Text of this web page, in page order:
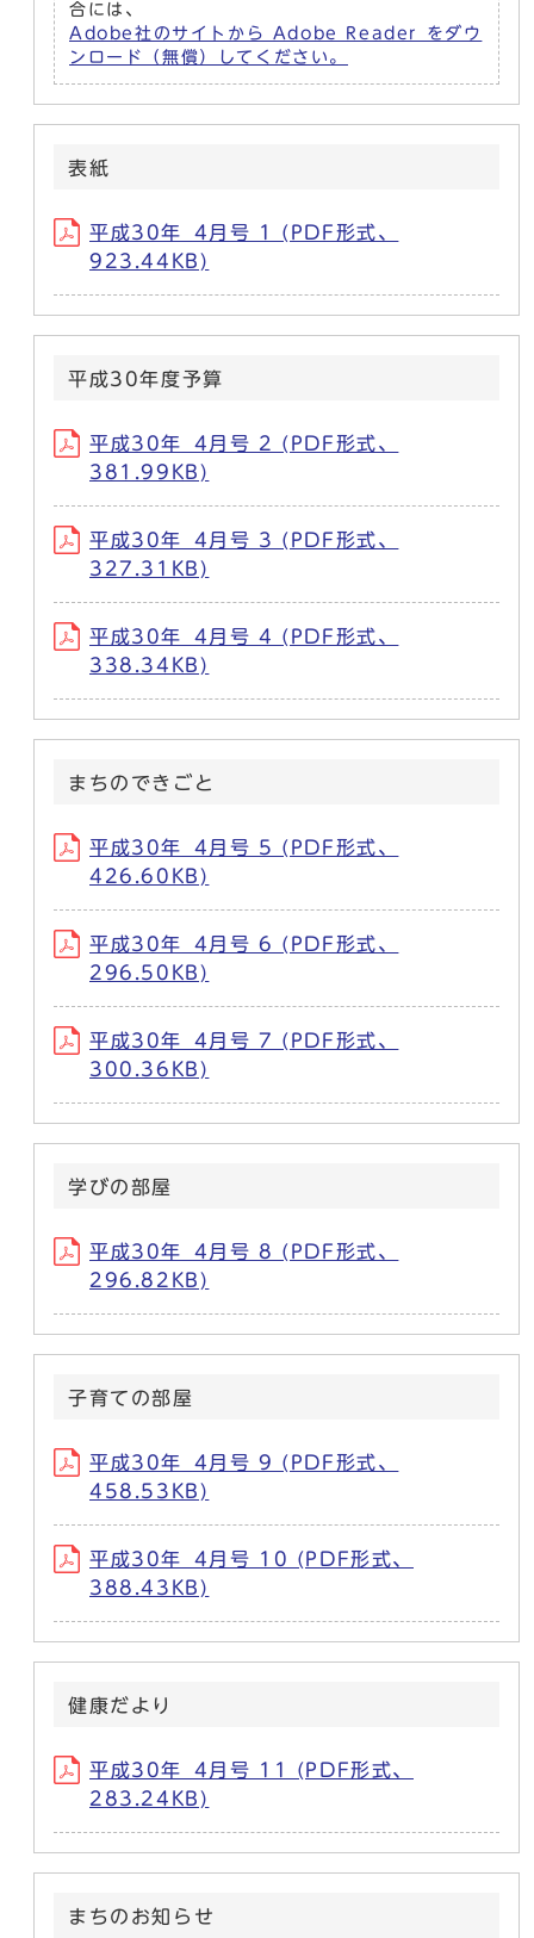
合には、
Adobe社のサイトから Adobe Reader をダウ
ンロード（無償）してください。
表紙
平成30年_4月号 1 (PDF形式、
923.44KB)
平成30年度予算
平成30年_4月号 2 (PDF形式、
381.99KB)
平成30年_4月号 3 (PDF形式、
327.31KB)
平成30年_4月号 4 (PDF形式、
338.34KB)
まちのできごと
平成30年_4月号 5 (PDF形式、
426.60KB)
平成30年_4月号 6 (PDF形式、
296.50KB)
平成30年_4月号 7 (PDF形式、
300.36KB)
学びの部屋
平成30年_4月号 8 (PDF形式、
296.82KB)
子育ての部屋
平成30年_4月号 9 (PDF形式、
458.53KB)
平成30年_4月号 10 (PDF形式、
388.43KB)
健康だより
平成30年_4月号 11 (PDF形式、
283.24KB)
まちのお知らせ